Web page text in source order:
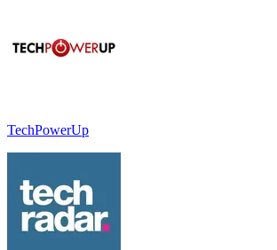
TechPowerUp